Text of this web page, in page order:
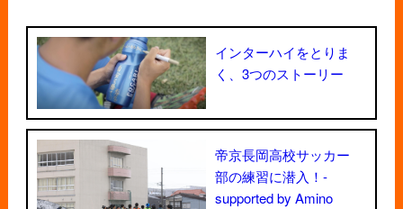
インターハイをとりま
く、3つのストーリー
帝京長岡高校サッカー
部の練習に潜入！-
supported by Amino